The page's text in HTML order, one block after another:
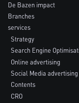
De Bazen impact
Branches
services
Strategy
Search Engine
Online advertising
Social Media advertising
Contents
CRO